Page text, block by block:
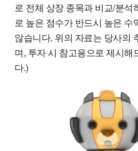
로 전체 상장 종목과 비교/분석
로 높은 점수가 반드시 높은 수
않습니다. 위의 자료는 당사의
며, 투자 시 참고용으로 제시해
다.)